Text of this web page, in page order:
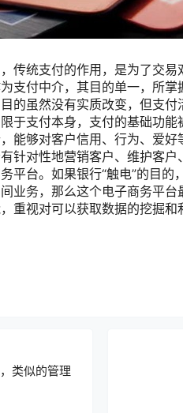
传统支付的作用，是为了交
支付中介，其目的单一，所
的虽然没有实质改变，但支
于支付本身，支付的基础功能
能够对客户信用、行为、爱
针对性地营销客户、维护客户
平台。如果银行“触电”的目
业务，那么这个电子商务平
重视对可以获取数据的挖掘
类似的管理